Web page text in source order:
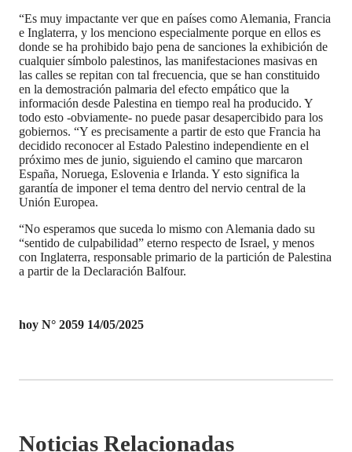
“Es muy impactante ver que en países como Alemania, Francia
e Inglaterra, y los menciono especialmente porque en ellos es
donde se ha prohibido bajo pena de sanciones la exhibición de
cualquier símbolo palestinos, las manifestaciones masivas en
las calles se repitan con tal frecuencia, que se han constituido
en la demostración palmaria del efecto empático que la
información desde Palestina en tiempo real ha producido. Y
todo esto -obviamente- no puede pasar desapercibido para los
gobiernos. “Y es precisamente a partir de esto que Francia ha
decidido reconocer al Estado Palestino independiente en el
próximo mes de junio, siguiendo el camino que marcaron
España, Noruega, Eslovenia e Irlanda. Y esto significa la
garantía de imponer el tema dentro del nervio central de la
Unión Europea.
“No esperamos que suceda lo mismo con Alemania dado su
“sentido de culpabilidad” eterno respecto de Israel, y menos
con Inglaterra, responsable primario de la partición de Palestina
a partir de la Declaración Balfour.
hoy N° 2059 14/05/2025
Noticias Relacionadas